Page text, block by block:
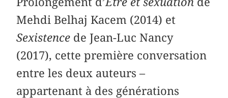
Mehdi Belhaj Kacem (2014) et
Sexistence de Jean-Luc Nancy
(2017), cette première conversation
entre les deux auteurs –
appartenant à des générations